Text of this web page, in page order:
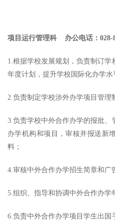
项目运行管理科 办公电话：028-
1.根据学校发展规划，负责制订
年度计划，提升学校国际化办学水
2.负责制定学校涉外办学项目管理
3.负责学校中外合作办学的报批
办学机构和项目，审核并报送新
料；
4.审核中外合作办学招生简章和广
5.组织、指导和协调中外合作办学
6.负责中外合作办学项目学生出